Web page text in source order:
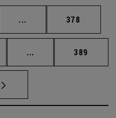
... Páginas intermedias
Página
378
... Páginas intermedias
Página
389